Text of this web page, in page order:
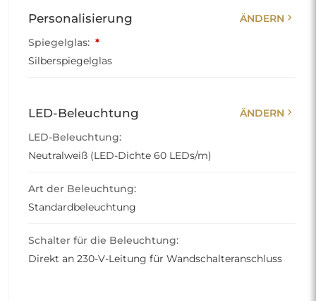
Personalisierung ÄNDERN chevron_right
Spiegelglas: *
Silberspiegelglas
LED-Beleuchtung ÄNDERN chevron_right
LED-Beleuchtung:
Neutralweiß (LED-Dichte 60 LEDs/m)
Art der Beleuchtung:
Standardbeleuchtung
Schalter für die Beleuchtung:
Direkt an 230-V-Leitung für Wandschalteranschluss